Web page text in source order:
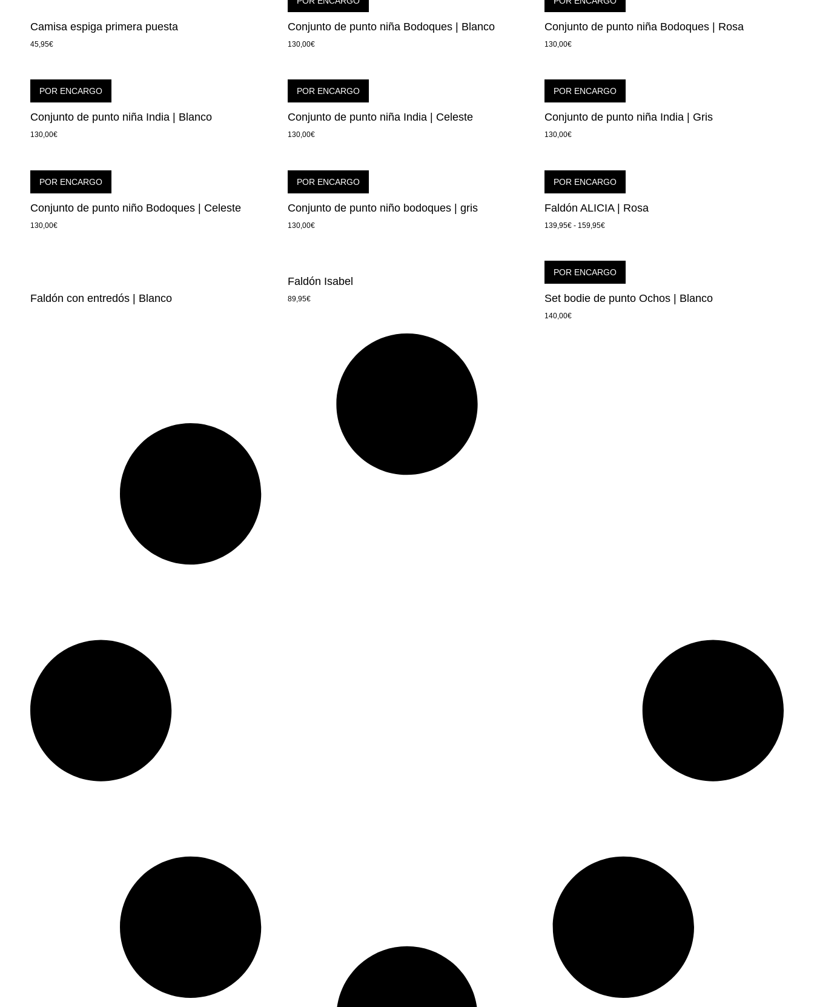
Camisa espiga primera puesta
45,95€
Conjunto de punto niña Bodoques | Blanco
130,00€
Conjunto de punto niña Bodoques | Rosa
130,00€
POR ENCARGO
Conjunto de punto niña India | Blanco
130,00€
POR ENCARGO
Conjunto de punto niña India | Celeste
130,00€
POR ENCARGO
Conjunto de punto niña India | Gris
130,00€
POR ENCARGO
Conjunto de punto niño Bodoques | Celeste
130,00€
POR ENCARGO
Conjunto de punto niño bodoques | gris
130,00€
POR ENCARGO
Faldón ALICIA | Rosa
139,95€ - 159,95€
Faldón con entredós | Blanco
Faldón Isabel
89,95€
POR ENCARGO
Set bodie de punto Ochos | Blanco
140,00€